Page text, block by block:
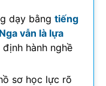
dạy bằng tiếng
vẫn là lựa
định hành nghề
sơ học lực rõ